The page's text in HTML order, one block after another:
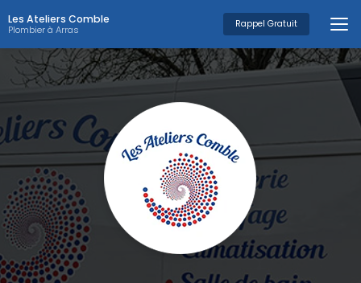
au
contenu
principal
Les Ateliers Comble
Plombier à Arras Rappel Gratuit